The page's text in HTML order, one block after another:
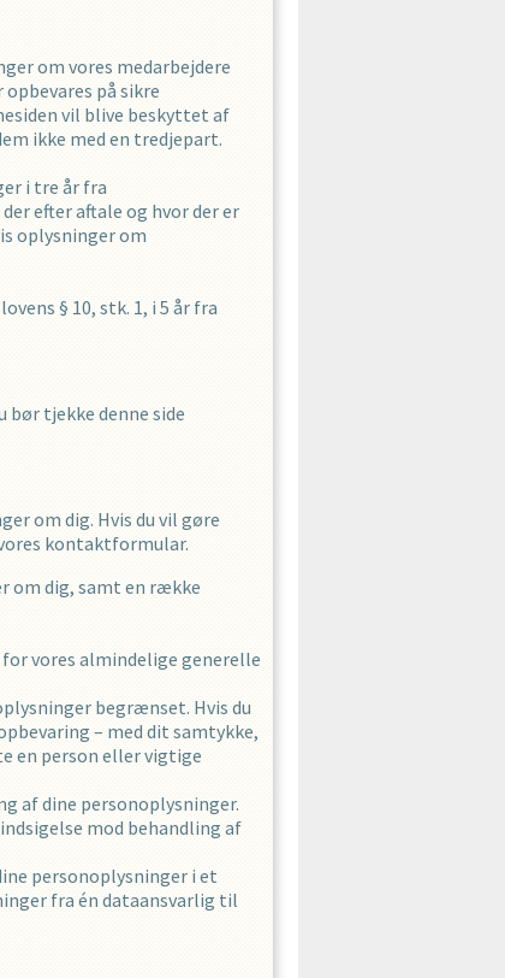
om vores medarbejdere
på sikre
vil blive beskyttet af
ikke med en tredjepart.
i tre år fra
efter aftale og hvor der er
oplysninger om
§ 10, stk. 1, i 5 år fra
bør tjekke denne side
om dig. Hvis du vil gøre
kontaktformular.
om dig, samt en række
vores almindelige generelle
begrænset. Hvis du
– med dit samtykke,
en person eller vigtige
af dine personoplysninger.
mod behandling af
personoplysninger i et
fra én dataansvarlig til